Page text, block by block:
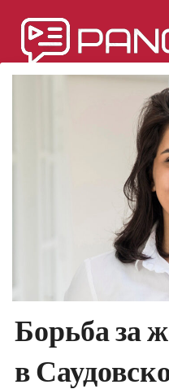
содержимому
Борьба за
в